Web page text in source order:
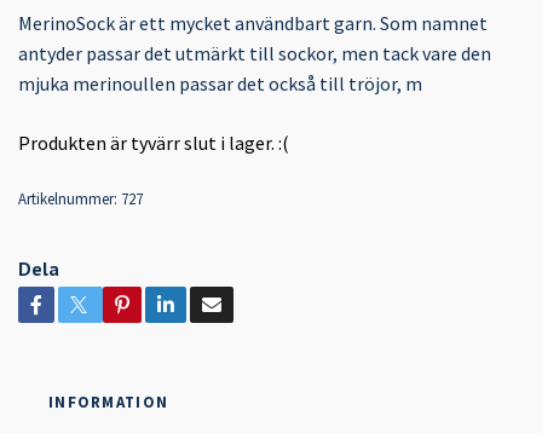
MerinoSock är ett mycket användbart garn. Som namnet
antyder passar det utmärkt till sockor, men tack vare den
mjuka merinoullen passar det också till tröjor, m
Produkten är tyvärr slut i lager. :(
Artikelnummer: 727
Dela
INFORMATION